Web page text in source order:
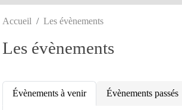
Accueil Les évènements
Les évènements
Évènements à venir Évènements passés